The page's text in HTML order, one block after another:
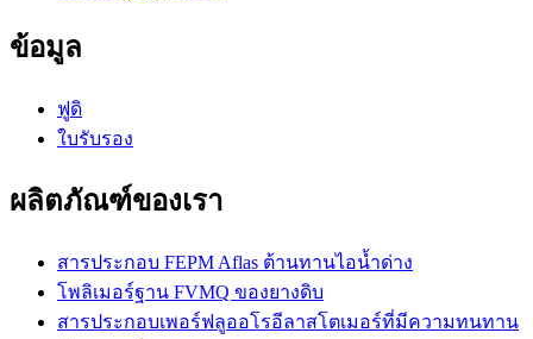
ข้อมูล
ฟูดิ
ใบรับรอง
ผลิตภัณฑ์ของเรา
สารประกอบ FEPM Aflas ต้านทานไอน้ำด่าง
โพลิเมอร์ฐาน FVMQ ของยางดิบ
สารประกอบเพอร์ฟลูออโรอีลาสโตเมอร์ที่มีความทนทาน